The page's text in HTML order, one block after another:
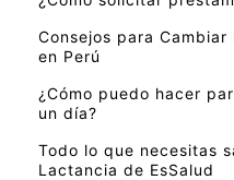
Consejos para
en Perú
¿Cómo puedo hacer
un día?
Todo lo que necesitas
Lactancia de EsSalud